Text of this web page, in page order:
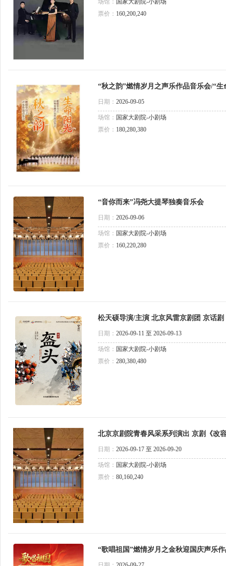
场馆： 国家大剧院-小剧场
票价： 160,200,240
“秋之韵”燃情岁月之声乐作品音乐会/“
日期： 2026-09-05
场馆： 国家大剧院-小剧场
票价： 180,280,380
“音你而来”冯尧大提琴独奏音乐会
日期： 2026-09-06
场馆： 国家大剧院-小剧场
票价： 160,220,280
松天硕导演/主演 北京风雷京剧团 京话
日期： 2026-09-11 至 2026-09-13
场馆： 国家大剧院-小剧场
票价： 280,380,480
北京京剧院青春风采系列演出 京剧《改
村》/京剧《辛安驿》《断桥》《法场换
日期： 2026-09-17 至 2026-09-20
场馆： 国家大剧院-小剧场
票价： 80,160,240
“歌唱祖国”燃情岁月之金秋迎国庆声乐
河流域民歌声乐作品音乐会